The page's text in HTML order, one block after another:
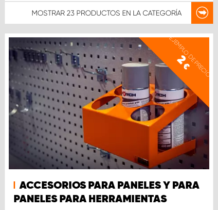
MOSTRAR 23 PRODUCTOS EN LA CATEGORÍA
EJEMPLO DE PRECIO
2
€
ACCESORIOS PARA PANELES Y PARA
PANELES PARA HERRAMIENTAS